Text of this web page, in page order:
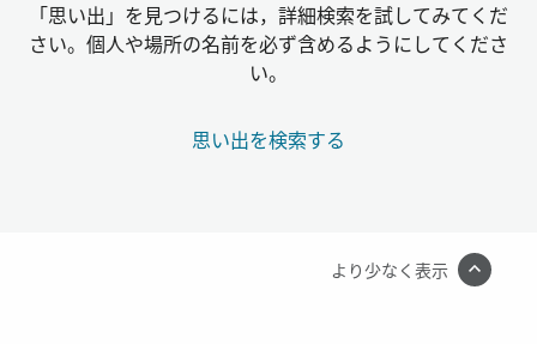
「思い出」を見つけるには，詳細検索を試してみてくだ
さい。個人や場所の名前を必ず含めるようにしてくださ
い。
思い出を検索する
より少なく表示